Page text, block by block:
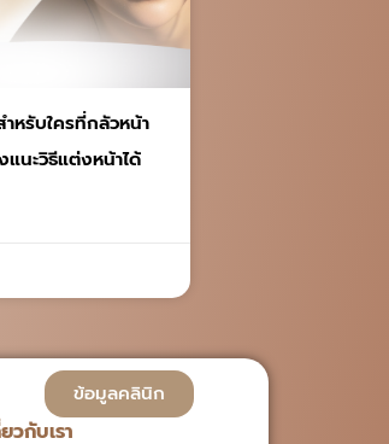
หรับใครที่กลัวหน้า
นะวิธีแต่งหน้าได้
ข้อมูลคลินิก
วกับเรา